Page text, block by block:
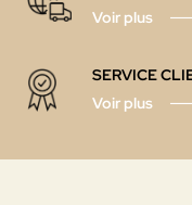
Voir plus
SERVICE
Voir plus